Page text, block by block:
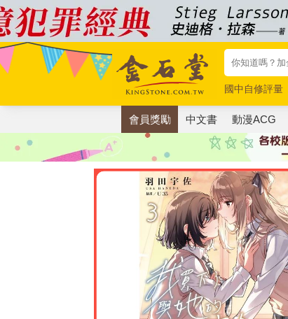
國中自修評量
唯紅花綻放
會員獎勵 中文書 動漫ACG